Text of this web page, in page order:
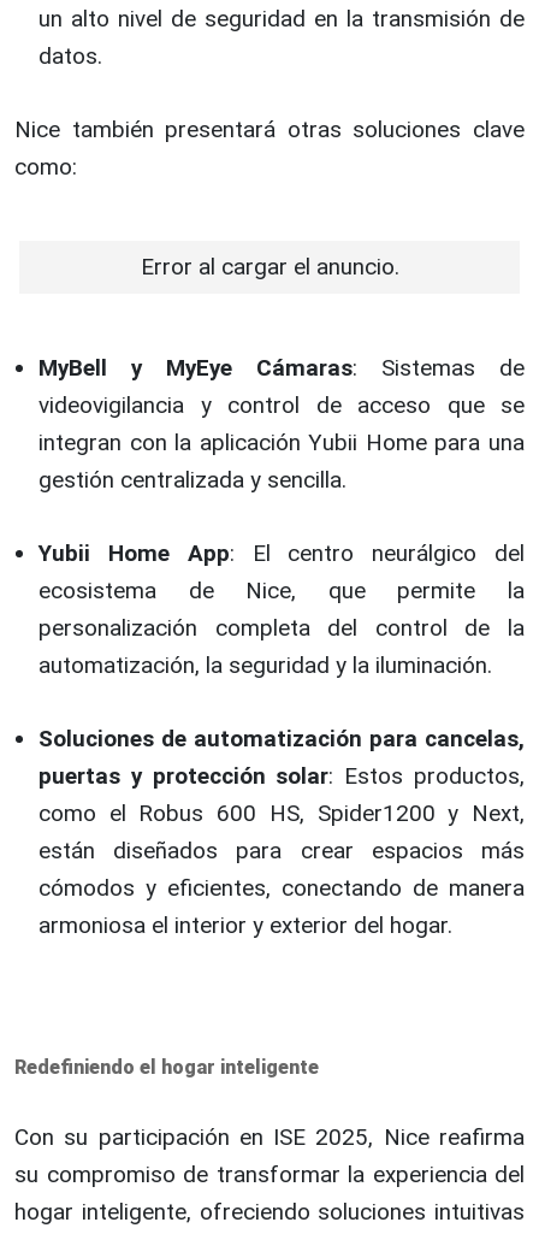
un alto nivel de seguridad en la transmisión de
datos.
Nice también presentará otras soluciones clave
como:
Error al cargar el anuncio.
MyBell y MyEye Cámaras: Sistemas de
videovigilancia y control de acceso que se
integran con la aplicación Yubii Home para una
gestión centralizada y sencilla.
Yubii Home App: El centro neurálgico del
ecosistema de Nice, que permite la
personalización completa del control de la
automatización, la seguridad y la iluminación.
Soluciones de automatización para cancelas,
puertas y protección solar: Estos productos,
como el Robus 600 HS, Spider1200 y Next,
están diseñados para crear espacios más
cómodos y eficientes, conectando de manera
armoniosa el interior y exterior del hogar.
Redefiniendo el hogar inteligente
Con su participación en ISE 2025, Nice reafirma
su compromiso de transformar la experiencia del
hogar inteligente, ofreciendo soluciones intuitivas